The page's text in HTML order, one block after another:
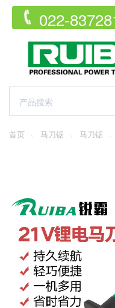
022-
首页 马刀锯 马刀锯